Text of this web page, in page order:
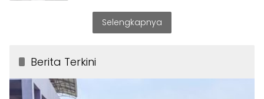
Selengkapnya
Berita Terkini